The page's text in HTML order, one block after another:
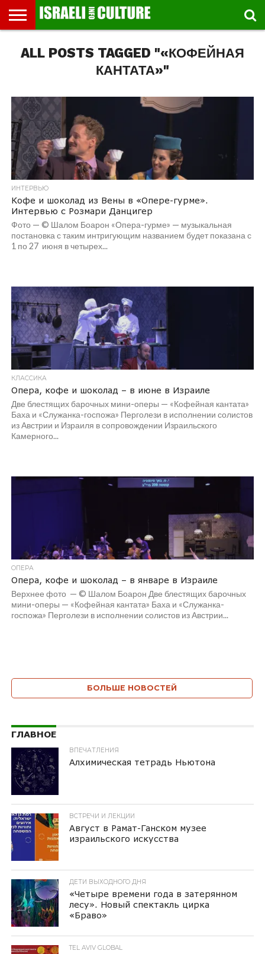
МУЗЕИ
СТРАНА
ФЕСТИВАЛЕЙ
ТЕАТР
КНИГИ.
ТЕКСТЫ
МУЗЫКА
РЕЛИГИЯ/
ИСТОРИЯ
ДВИЖЕНИЕ
ДЕТИ
ВЫХОДНОГО
МАРШРУТЫ
ПРОГУЛЬЩИКА
ВИДЕО-
РЕЧИ
ВПЕЧАТЛЕНИЯ
ВСТРЕЧИ
И
ИНТЕРВЬЮ
КИНО
TEL
AVIV
ALL POSTS TAGGED "«КОФЕЙНАЯ
КАНТАТА»"
ИНТЕРВЬЮ
Кофе и шоколад из Вены в «Опере-гурме».
Интервью с Розмари Данцигер
Фото — © Шалом Боарон «Опера-гурме» — музыкальная
постановка с таким интригующим названием будет показана с
1 по 27 июня в четырех...
КЛАССИКА
Опера, кофе и шоколад – в июне в Израиле
Две блестящих барочных мини-оперы — «Кофейная кантата»
Баха и «Служанка-госпожа» Перголези в исполнении солистов
из Австрии и Израиля в сопровождении Израильского
Камерного...
ОПЕРА
Опера, кофе и шоколад – в январе в Израиле
Верхнее фото — © Шалом Боарон Две блестящих барочных
мини-оперы — «Кофейная кантата» Баха и «Служанка-
госпожа» Перголези в исполнении солистов из Австрии...
БОЛЬШЕ НОВОСТЕЙ
ГЛАВНОЕ
ВПЕЧАТЛЕНИЯ
Алхимическая тетрадь Ньютона
ВСТРЕЧИ И ЛЕКЦИИ
Август в Рамат-Ганском музее
израильского искусства
ДЕТИ ВЫХОДНОГО ДНЯ
«Четыре времени года в затерянном
лесу». Новый спектакль цирка
«Браво»
TEL AVIV GLOBAL